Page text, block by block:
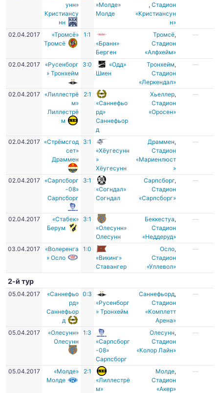
унн»
Кристиансу
нн
«Молде»
Молде
,Стадион
«Кристиансун
н»
02.04.2017
«Тромсё»
Тромсё
1:1
«Бранн»
Берген
Тромсё,
Стадион
«Алфхейм»
—
02.04.2017
«Русенборг
» Тронхейм
3:0
«Одд»
Шиен
Тронхейм,
Стадион
«Леркендал»
—
02.04.2017
«Лиллестрё
м»
Лиллестрё
м
2:1
«Саннефьо
рд»
Саннефьор
д
Хьеллер,
Стадион
«Оросен»
—
02.04.2017
«Стрёмсгод
сет»
Драммен
3:1
«Хёугесунн
»
Хёугесунн
Драммен,
Стадион
«Мариенлюст
»
—
02.04.2017
«Сарпсборг
-08»
Сарпсборг
3:1
«Согндал»
Согндал
Сарпсборг,
Стадион
«Сарпсборг»
—
02.04.2017
«Стабек»
Берум
3:1
«Олесунн»
Олесунн
Беккестуа,
Стадион
«Неддеруд»
—
03.04.2017
«Волеренга
» Осло
1:0
«Викинг»
Ставангер
Осло,
Стадион
«Уллевол»
—
2-й тур
05.04.2017
«Саннефьо
рд»
Саннефьор
д
0:3
«Русенборг
» Тронхейм
Саннефьорд,
Стадион
«Комплетт
Арена»
—
05.04.2017
«Олесунн»
Олесунн
1:3
«Сарпсборг
-08»
Сарпсборг
Олесунн,
Cтадион
«Колор Лайн»
—
05.04.2017
«Молде»
Молде
2:1
«Лиллестрё
м»
Молде,
Стадион
«Акер»
—